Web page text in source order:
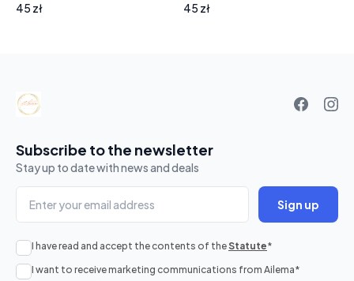
45 zł 45 zł
No
Subscribe to the newsletter
Stay up to date with news and deals
Sign up
I have read and accept the contents of the Statute*
I want to receive marketing communications from Ailema*